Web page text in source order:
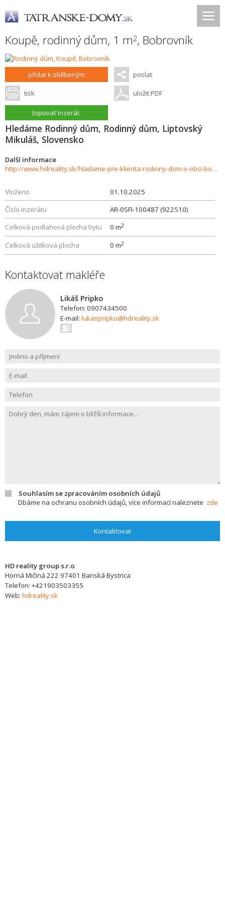
Koupě, rodinný dům, 1 m2, Bobrovník
přidat k oblíbeným poslat
tisk uložit PDF
topovať inzerát
Hledáme Rodinný dům, Rodinný dům, Liptovský
Mikuláš, Slovensko
Další informace
http://www.hdreality.sk/hladame-pre-klienta-rodinny-dom-v-obci-bobrovnik-937256
Vloženo
01.10.2025
Číslo inzerátu
AR-0SFI-100487 (922510)
Celková podlahová plocha bytu
0 m2
Celková užitková plocha 0 m2
Kontaktovat makléře
Likáš Pripko
Telefon: 0907434500
E-mail: lukaspripko@hdreality.sk
Souhlasím se zpracováním osobních údajů
Dbáme na ochranu osobních údajů, více informací naleznete zde
Kontaktovat
HD reality group s.r.o
Horná Mičiná 222 97401 Banská Bystrica
Telefon: +421903503355
Web: hdreality.sk